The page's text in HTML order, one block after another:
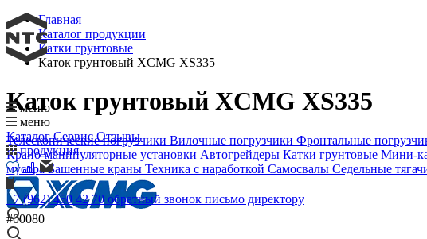
меню
меню
КаталогСервисОтзывы
продукция
+7 (962) 450 42 70 обратный звонок письмо директору
Главная
Каталог продукции
Катки грунтовые
Каток грунтовый XCMG XS335
Каток грунтовый XCMG XS335
Телескопические погрузчики Вилочные погрузчики Фронтальные
Крано-манипуляторные установки Автогрейдеры Катки грунтовые Мини-
мусораБашенные краны Техника с наработкой Самосвалы Седельные
#00080